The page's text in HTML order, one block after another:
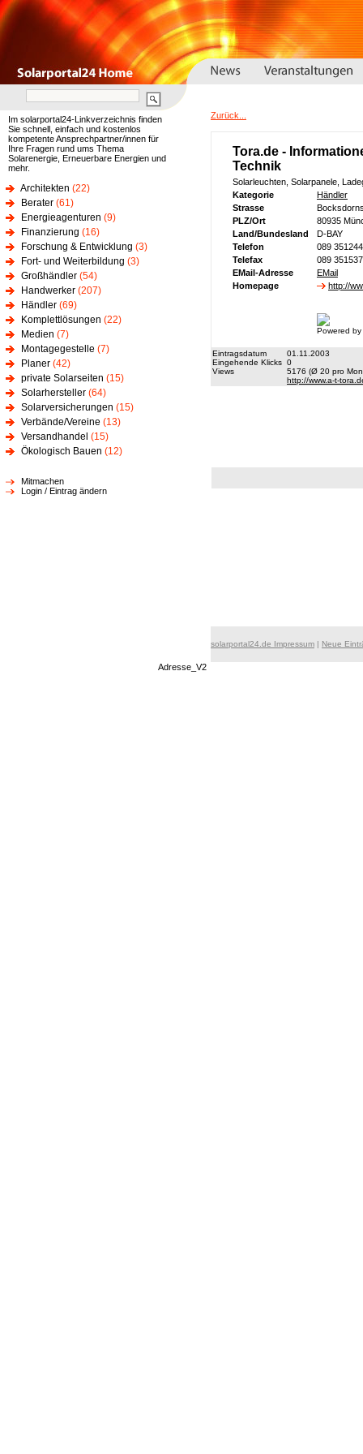
Im solarportal24-Linkverzeichnis finden
Sie schnell, einfach und kostenlos
kompetente Ansprechpartner/innen für
Ihre Fragen rund ums Thema
Solarenergie, Erneuerbare Energien und
mehr.
Architekten (22)
Berater (61)
Energieagenturen (9)
Finanzierung (16)
Forschung & Entwicklung (3)
Fort- und Weiterbildung (3)
Großhändler (54)
Handwerker (207)
Händler (69)
Komplettlösungen (22)
Medien (7)
Montagegestelle (7)
Planer (42)
private Solarseiten (15)
Solarhersteller (64)
Solarversicherungen (15)
Verbände/Vereine (13)
Versandhandel (15)
Ökologisch Bauen (12)
Mitmachen
Login / Eintrag ändern
Zurück...
Tora.de -
Technik
Solarleuchten, Solarpanele,
Kategorie
Händler
Strasse
PLZ/Ort
80935
Land/Bundesland
D-BAY
Telefon
089
Telefax
089
EMail-Adresse
EMail
Homepage
http://
Powered
Eintragsdatum
01.11.2003
Eingehende Klicks 0
Views
5176 (Ø 20 pro
http://www.a-t-
solarportal24.de Impressum | Neue
Adresse_V2